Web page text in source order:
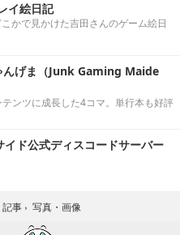
イ絵日記
かで見かけた吉田さんのゲーム絵日
んげま（Junk Gaming Maide
ンツに成長した4コマ。単行本も好評
ド公式ディスコードサーバー
記事 › 写真・画像